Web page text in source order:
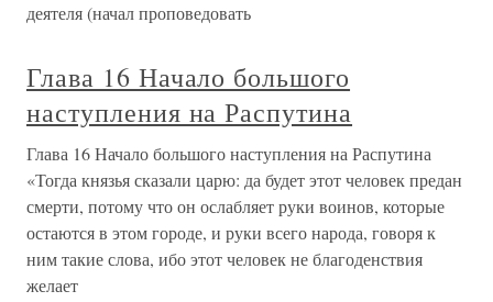
деятеля (начал проповедовать
Глава 16 Начало большого
наступления на Распутина
Глава 16 Начало большого наступления на Распутина
«Тогда князья сказали царю: да будет этот человек предан
смерти, потому что он ослабляет руки воинов, которые
остаются в этом городе, и руки всего народа, говоря к
ним такие слова, ибо этот человек не благоденствия
желает